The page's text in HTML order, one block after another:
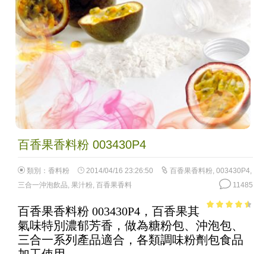
百香果香料粉 003430P4
類別： 香料粉 2014/04/16 23:26:50 百香果香料粉, 003430P4,
三合一沖泡飲品, 果汁粉, 百香果香料 11485
of 5
百香果香料粉 003430P4，百香果其
氣味特別濃郁芳香，做為糖粉包、沖泡包、
三合一系列產品適合，各類調味粉劑包食品